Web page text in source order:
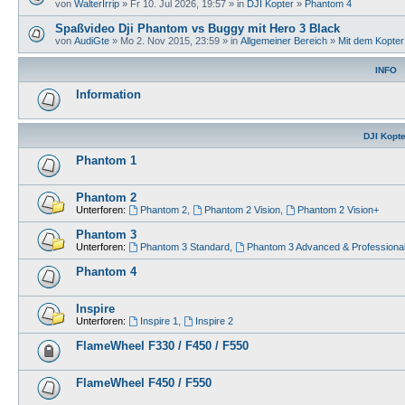
von WalterIrrip » Fr 10. Jul 2026, 19:57 » in DJI Kopter » Phantom 4
Spaßvideo Dji Phantom vs Buggy mit Hero 3 Black
von AudiGte » Mo 2. Nov 2015, 23:59 » in Allgemeiner Bereich » Mit dem
INFO
Information
DJI
Phantom 1
Phantom 2
Unterforen: Phantom 2, Phantom 2 Vision, Phantom 2 Vision+
Phantom 3
Unterforen: Phantom 3 Standard, Phantom 3 Advanced & Professional
Phantom 4
Inspire
Unterforen: Inspire 1 Inspire 2
FlameWheel F330 / F450 / F550
FlameWheel F450 / F550